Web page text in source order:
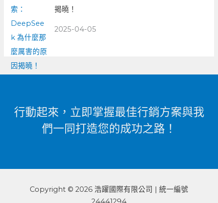
揭曉！
2025-04-05
行動起來，立即掌握最佳行銷方案與我
們一同打造您的成功之路！
Copyright © 2026 浩躍國際有限公司 | 統一編號